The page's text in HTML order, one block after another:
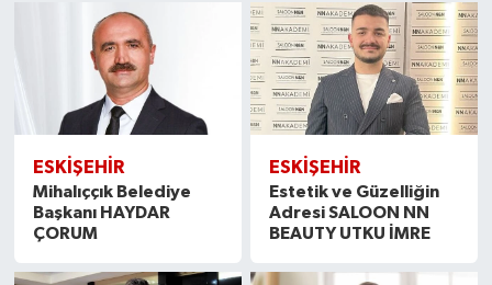
ESKİŞEHİR
Mihalıççık Belediye
Başkanı HAYDAR
ÇORUM
ESKİŞEHİR
Estetik ve Güzelliğin
Adresi SALOON NN
BEAUTY UTKU İMRE